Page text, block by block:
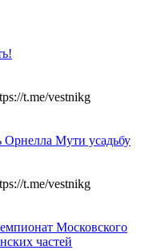
t.me/vestnikg
Орнелла Мути усадьбу
t.me/vestnikg
Московского
частей